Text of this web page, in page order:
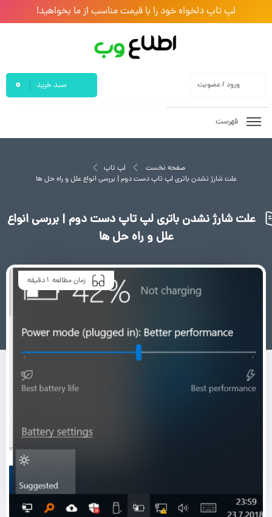
لپ تاپ دلخواه خود را با قیمت مناسب از ما بخواهید!
ورود / عضویت سبد خرید 0
فهرست
صفحه نخست
لپ تاپ
علت شارژ نشدن باتری لپ تاپ دست دوم | بررسی انواع علل و راه حل ها
علت شارژ نشدن باتری لپ تاپ دست دوم | بررسی انواع
علل و راه حل ها
زمان مطالعه 1 دقیقه